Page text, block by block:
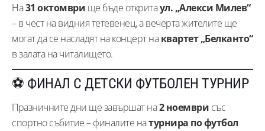
На31 октомври ще бъде откритаул. „Алекси Милев“
– в чест на видния тетевенец, а вечерта жителите ще
могат да се насладят на концерт наквартет „Белканто“
в залата на читалището.
⚽ ФИНАЛ С ДЕТСКИ ФУТБОЛЕН ТУРНИР
Празничните дни ще завършат на2 ноември със
спортно събитие – финалите натурнира по футбол